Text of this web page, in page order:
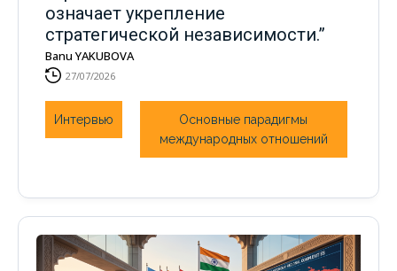
означает укрепление
стратегической независимости.”
Banu YAKUBOVA
27/07/2026
Интервью
Основные парадигмы
международных отношений